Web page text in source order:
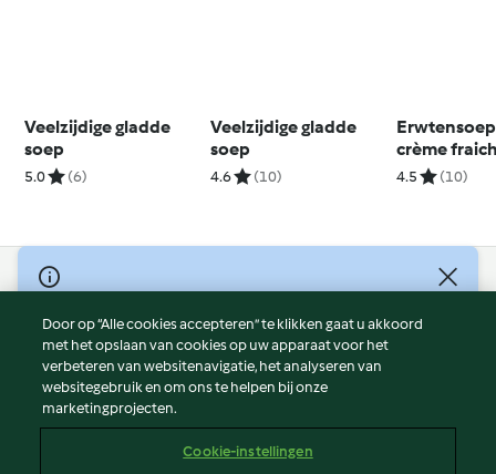
Veelzijdige gladde
soep
5.0 (6)
Veelzijdige gladde
soep
4.6 (10)
crème
knapperige
4.5 (10)
© Copyright 2026
Gebruiksvoorwaarden
Privacybeleid
Disclaimer
Colofon
Door op “Alle cookies accepteren” te klikken gaat u akkoord
met het opslaan van cookies op uw apparaat voor het
verbeteren van websitenavigatie, het analyseren van
websitegebruik en om ons te helpen bij onze
marketingprojecten.
Cookie-instellingen